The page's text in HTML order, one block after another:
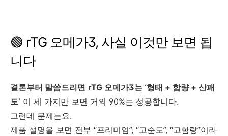
🟢 rTG 오메가3, 사실 이것만 보면 됩
니다
결론부터 말씀드리면 rTG 오메가3는 ‘형태 + 함량 + 산패
도’ 이 세 가지만 보면 거의 90%는 성공합니다.
그런데 문제는요.
제품 설명을 보면 전부 “프리미엄”, “고순도”, “고함량”이라